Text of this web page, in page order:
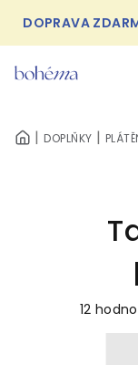
obsah
DOPRAVA
DOMŮDOPLŇKY
12